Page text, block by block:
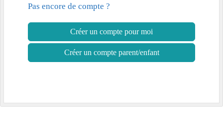
Pas encore de compte ?
Créer un compte pour moi
Créer un compte parent/enfant